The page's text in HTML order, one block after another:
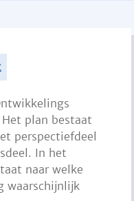
plan bestaat
perspectiefdeel
In het
naar welke
waarschijnlijk